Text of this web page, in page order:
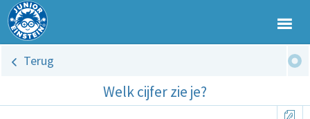
Terug
Welk cijfer zie je?